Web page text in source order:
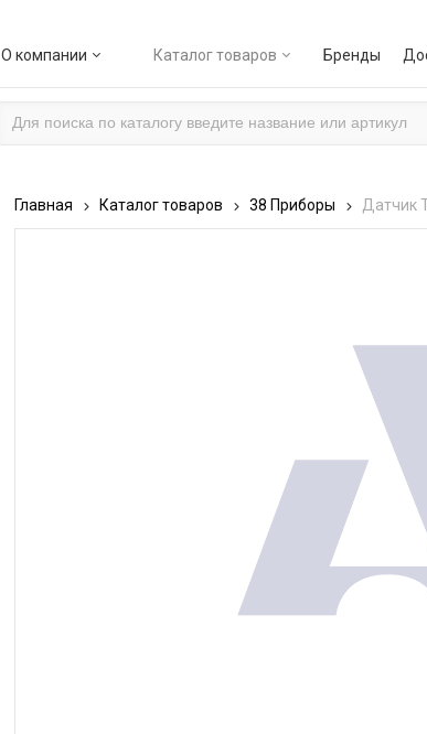
О компании Каталог товаров Бренды
Главная Каталог товаров 38 Приборы Датчик